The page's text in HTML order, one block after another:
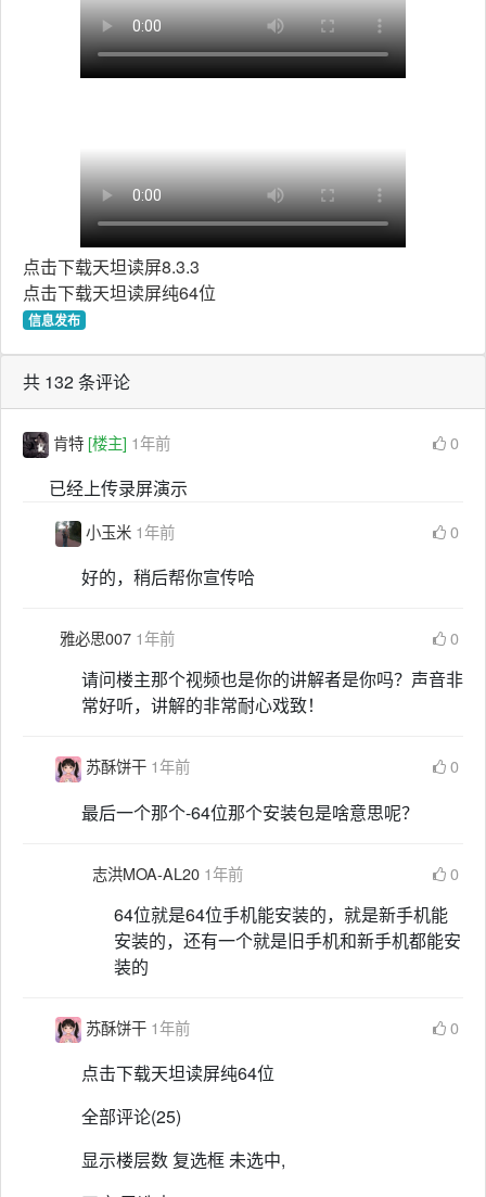
点击下载天坦读屏8.3.3
点击下载天坦读屏纯64位
信息发布
共 132 条评论
肯特 [楼主] 1年前 0
已经上传录屏演示
小玉米 1年前 0
好的，稍后帮你宣传哈
雅必思007 1年前 0
请问楼主那个视频也是你的讲解者是你吗？声音非
常好听，讲解的非常耐心戏致！
苏酥饼干 1年前 0
最后一个那个-64位那个安装包是啥意思呢？
志洪MOA-AL20 1年前 0
64位就是64位手机能安装的，就是新手机能
安装的，还有一个就是旧手机和新手机都能安
装的
苏酥饼干 1年前 0
点击下载天坦读屏纯64位
全部评论(25)
显示楼层数 复选框 未选中,